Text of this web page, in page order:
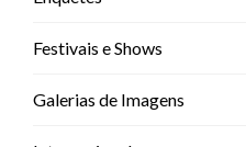
Festivais e Shows
Galerias de Imagens